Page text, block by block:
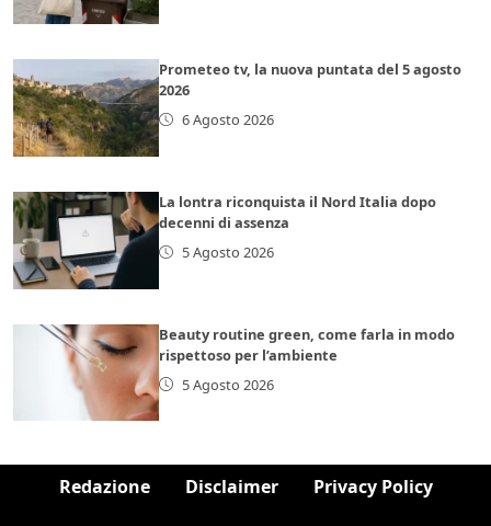
Prometeo tv, la nuova puntata del 5 agosto
2026
6 Agosto 2026
La lontra riconquista il Nord Italia dopo
decenni di assenza
5 Agosto 2026
Beauty routine green, come farla in modo
rispettoso per l’ambiente
5 Agosto 2026
Redazione Disclaimer Privacy Policy